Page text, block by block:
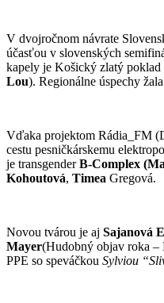
V dvojročnom návrate
účasťou v slovenských
kapely je Košický zlatý
Lou). Regionálne úspechy
Vďaka projektom Rádia_FM
cestu pesničkárskemu
je transgenderB-Complex
Kohoutová, Timea Gregová.
Novou tvárou je aj Sajanová
Mayer(Hudobný objav roka –
PPE so speváčkou Sylviou